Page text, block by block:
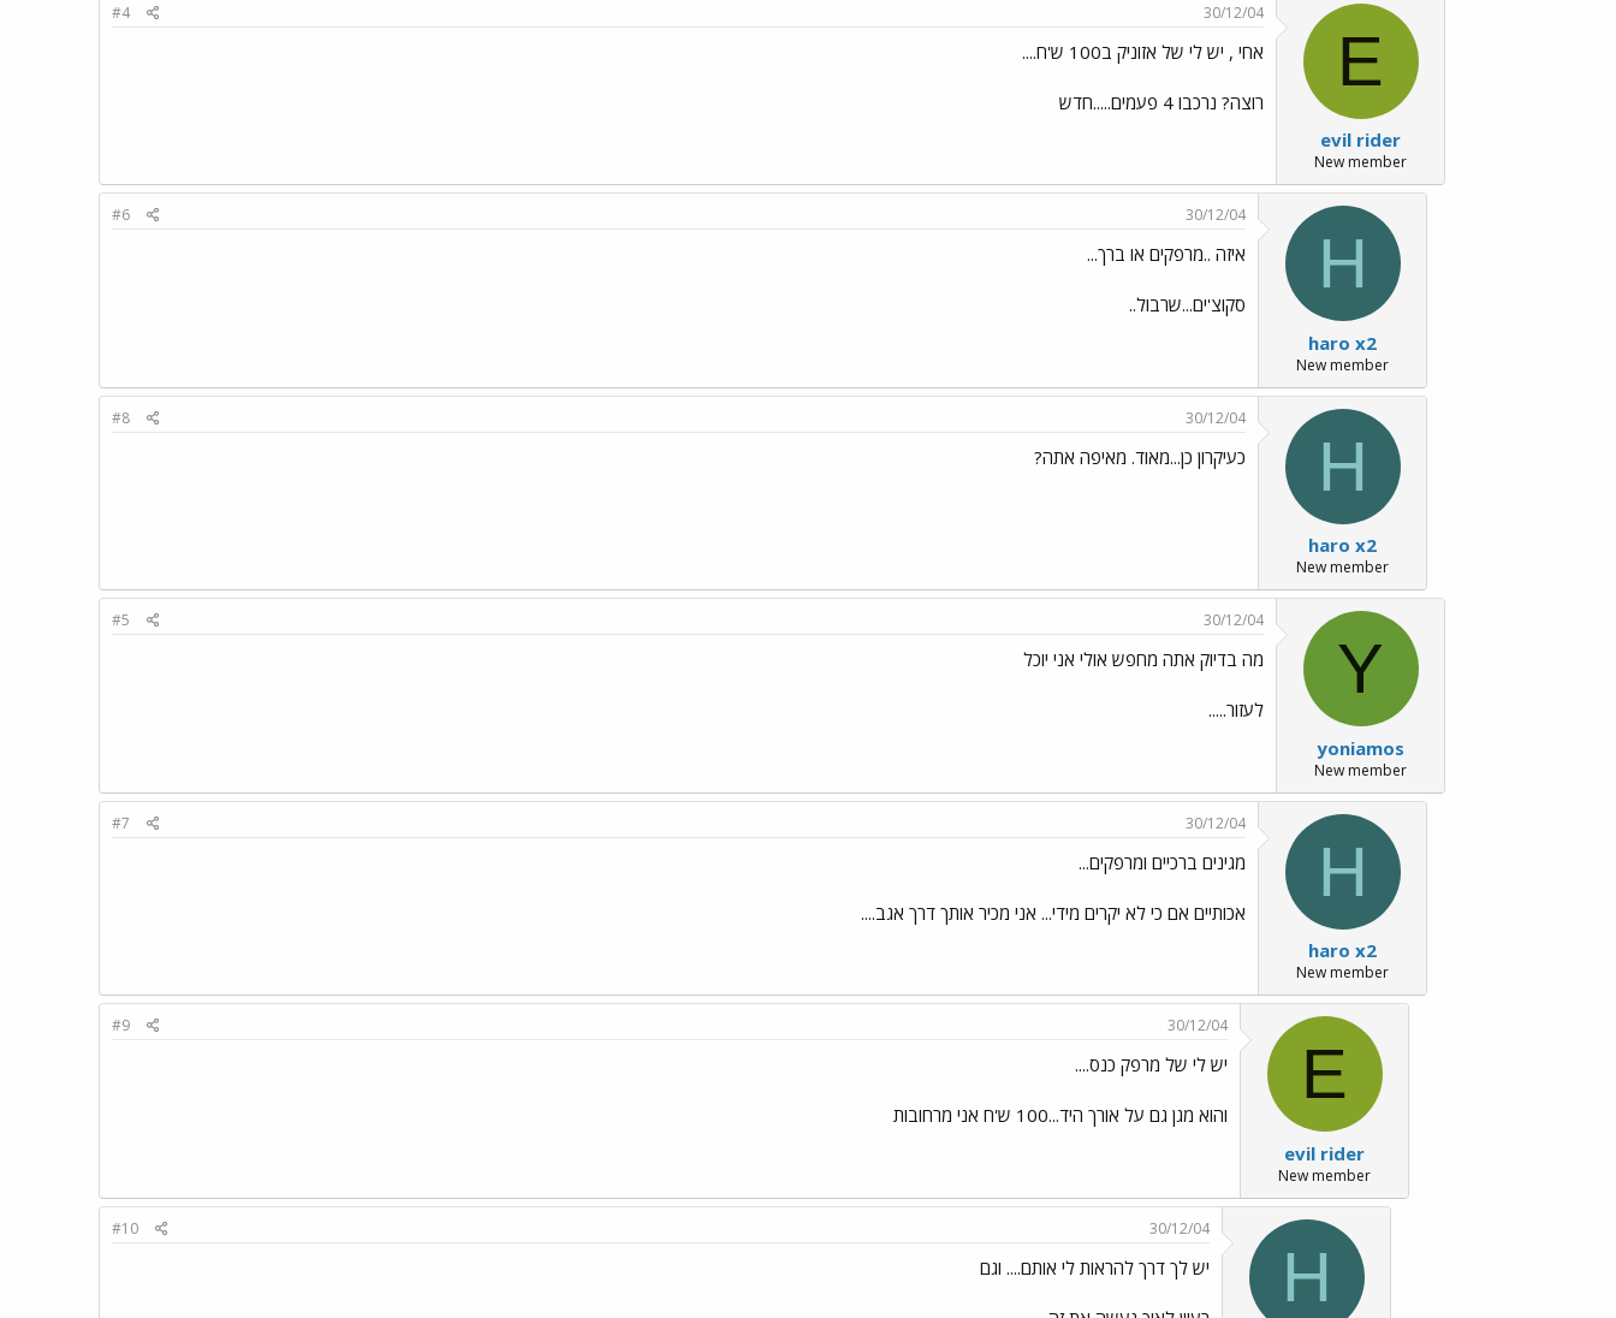
E
evil rider
New member
30/12/04
#4
אחי , יש לי של אזוניק ב100 ש'ח....
רוצה? נרכבו 4 פעמים.....חדש
H
haro x2
New member
30/12/04
#6
איזה ..מרפקים או ברך...
סקוצ'ים...שרבול..
H
haro x2
New member
30/12/04
#8
כעיקרון כן...מאוד. מאיפה אתה?
Y
yoniamos
New member
30/12/04
#5
מה בדיוק אתה מחפש אולי אני יוכל
לעזור.....
H
haro x2
New member
30/12/04
#7
מגינים ברכיים ומרפקים...
אכותיים אם כי לא יקרים מידי... אני מכיר אותך דרך אגב....
E
evil rider
New member
30/12/04
#9
יש לי של מרפק כנס....
והוא מגן גם על אורך היד...100 ש'ח אני מרחובות
H
30/12/04
#10
יש לך דרך להראות לי אותם.... וגם